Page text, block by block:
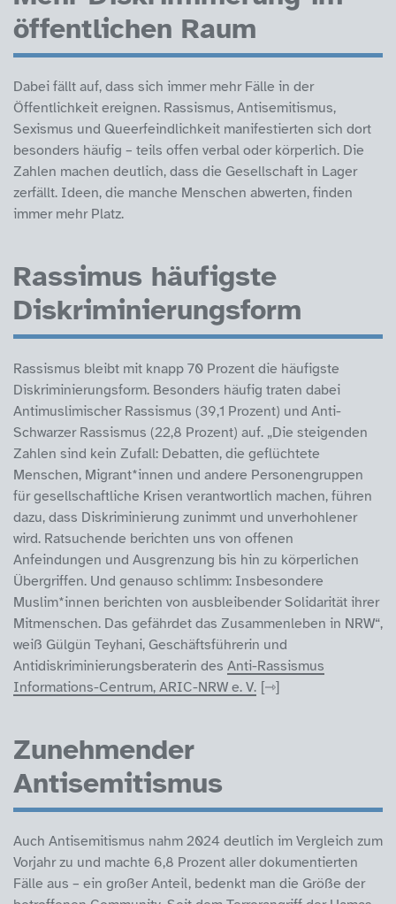
öffentlichen Raum
Dabei fällt auf, dass sich immer mehr Fälle in der
Öffentlichkeit ereignen. Rassismus, Antisemitismus,
Sexismus und Queerfeindlichkeit manifestierten sich dort
besonders häufig – teils offen verbal oder körperlich. Die
Zahlen machen deutlich, dass die Gesellschaft in Lager
zerfällt. Ideen, die manche Menschen abwerten, finden
immer mehr Platz.
Rassimus häufigste
Diskriminierungsform
Rassismus bleibt mit knapp 70 Prozent die häufigste
Diskriminierungsform. Besonders häufig traten dabei
Antimuslimischer Rassismus (39,1 Prozent) und Anti-
Schwarzer Rassismus (22,8 Prozent) auf. „Die steigenden
Zahlen sind kein Zufall: Debatten, die geflüchtete
Menschen, Migrant*innen und andere Personengruppen
für gesellschaftliche Krisen verantwortlich machen, führen
dazu, dass Diskriminierung zunimmt und unverhohlener
wird. Ratsuchende berichten uns von offenen
Anfeindungen und Ausgrenzung bis hin zu körperlichen
Übergriffen. Und genauso schlimm: Insbesondere
Muslim*innen berichten von ausbleibender Solidarität ihrer
Mitmenschen. Das gefährdet das Zusammenleben in NRW“,
weiß Gülgün Teyhani, Geschäftsführerin und
Antidiskriminierungsberaterin des Anti-Rassismus
Informations-Centrum, ARIC-NRW e. V.
Zunehmender
Antisemitismus
Auch Antisemitismus nahm 2024 deutlich im Vergleich zum
Vorjahr zu und machte 6,8 Prozent aller dokumentierten
Fälle aus – ein großer Anteil, bedenkt man die Größe der